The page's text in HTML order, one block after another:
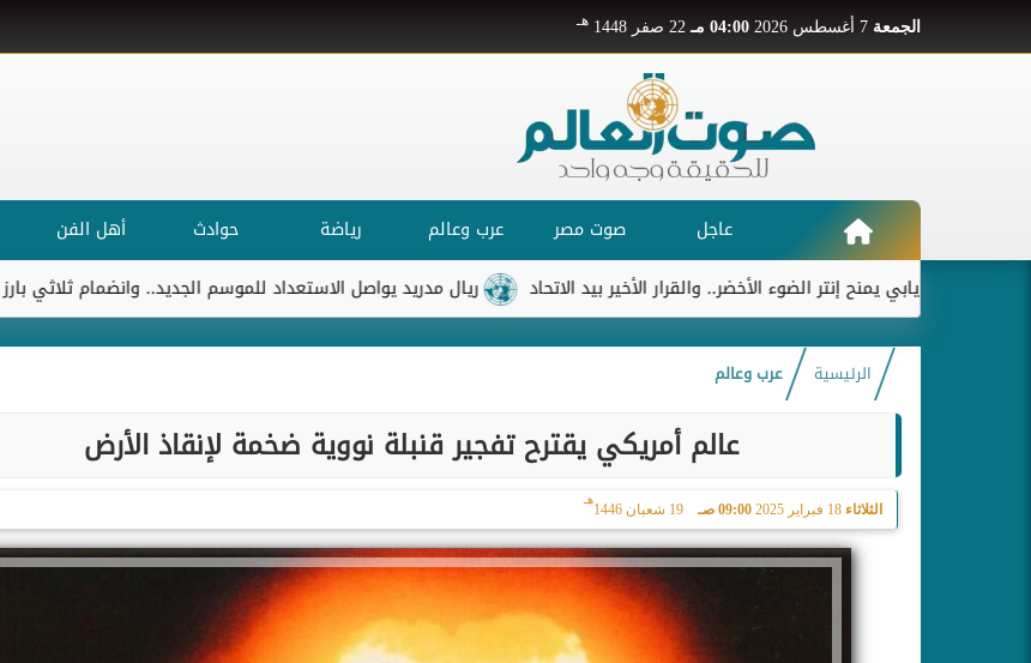
الجمعة 04:00 مـ 22 صفر 1448 هـ
عاجل صوت مصر عرب وعالم رياضة حوادث أهل الفن
ريال مدريد يواصل الاستعداد للموسم الجديد.. وانضمام ثلاثي بارز للتدريبات ديابي يمنح إنتر الضوء الأخضر.. والقرار الأخير بيد الاتحاد
الرئيسية عرب وعالم
عالم أمريكي يقترح تفجير قنبلة نووية ضخمة لإنقاذ الأرض
الثلاثاء 18 فبراير 2025 09:00 صـ 19 شعبان 1446
هـ